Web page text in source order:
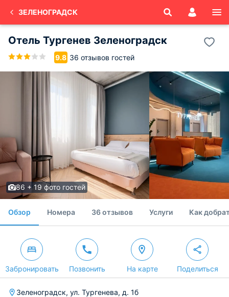
ЗЕЛЕНОГРАДСК
Отель Тургенев Зеленоградск
9.8 36 отзывов гостей
86 + 19 фото гостей
Обзор Номера 36 отзывов Услуги Как
Забронировать Позвонить На карте Поделиться
Зеленоградск, ул. Тургенева, д. 1б